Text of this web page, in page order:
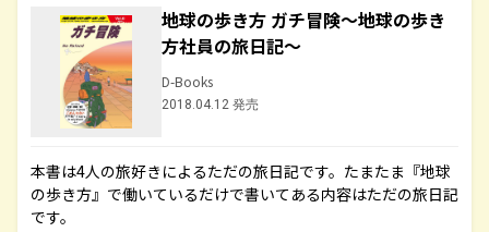
地球の歩き方 ガチ冒険～地球の歩き
方社員の旅日記～
D-Books
2018.04.12 発売
本書は4人の旅好きによるただの旅日記です。たまたま『地球
の歩き方』で働いているだけで書いてある内容はただの旅日記
です。